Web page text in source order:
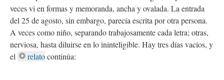
veces vi en formas y memoranda, ancha y ovalada. La entrada
del 25 de agosto, sin embargo, parecía escrita por otra persona.
A veces como niño, separando trabajosamente cada letra; otras,
nerviosa, hasta diluirse en lo ininteligible. Hay tres días vacíos, y
el
relatocontinúa: